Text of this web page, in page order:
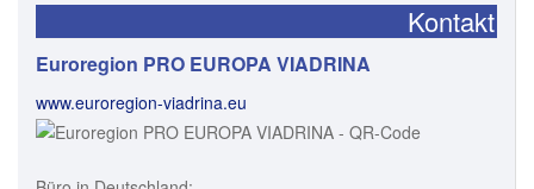
Kontakt
Euroregion PRO EUROPA VIADRINA
www.euroregion-viadrina.eu